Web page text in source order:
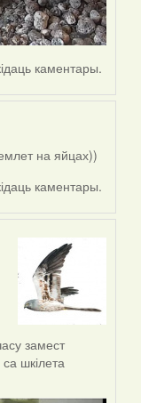
каментары.
на яйцах))
каментары.
замест
шкілета